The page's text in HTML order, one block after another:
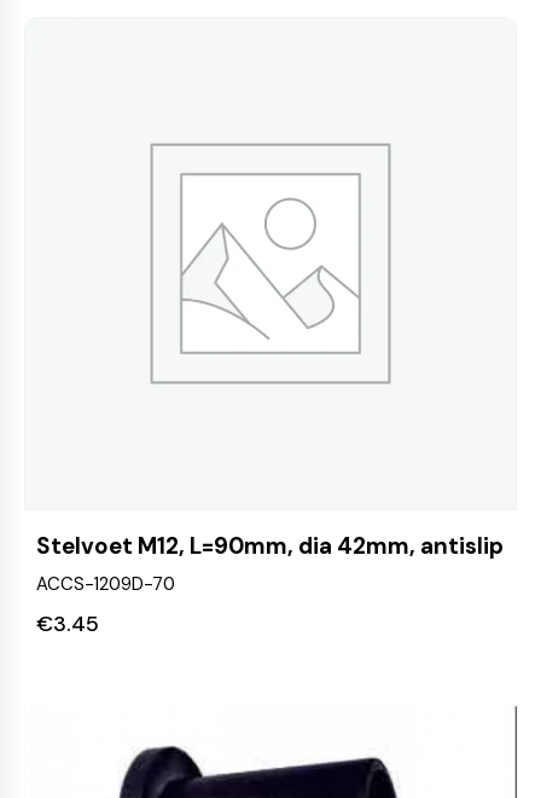
Stelvoet M12, L=90mm, dia 42mm, antislip
ACCS-1209D-70
€3.45